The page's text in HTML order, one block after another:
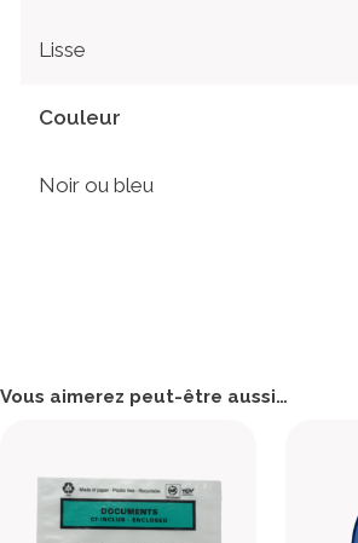
Lisse
Couleur
Noir ou bleu
Vous aimerez peut-être aussi…